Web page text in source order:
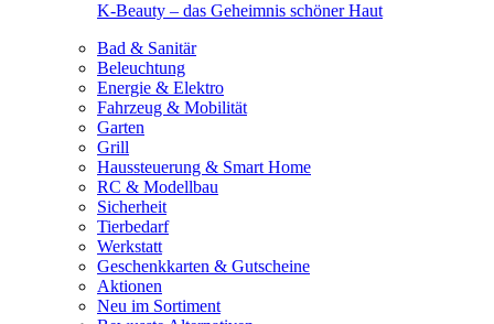
K-Beauty – das Geheimnis schöner Haut
Bad & Sanitär
Beleuchtung
Energie & Elektro
Fahrzeug & Mobilität
Garten
Grill
Haussteuerung & Smart Home
RC & Modellbau
Sicherheit
Tierbedarf
Werkstatt
Geschenkkarten & Gutscheine
Aktionen
Neu im Sortiment